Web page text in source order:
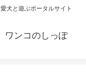
愛犬と遊ぶポータルサイト
ワンコのしっぽ